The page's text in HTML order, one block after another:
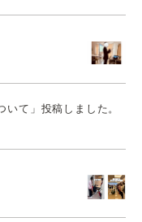
いて」投稿しました。